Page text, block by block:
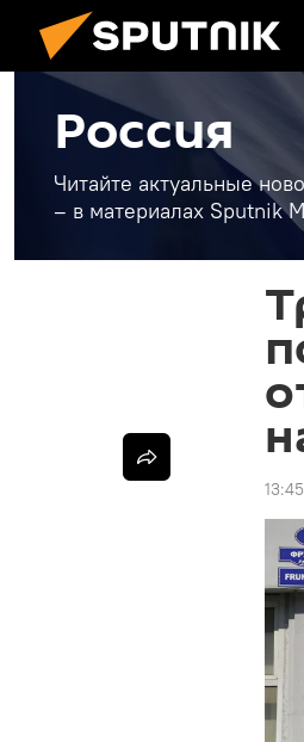
Россия
Читайте актуальные
– в материалах Sputnik